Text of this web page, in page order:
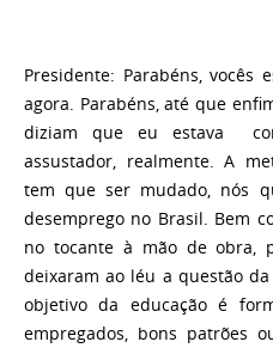
Presidente: Parabéns, vocês
agora. Parabéns, até que
diziam que eu estava
assustador, realmente. A
tem que ser mudado, nós
desemprego no Brasil. Bem
no tocante à mão de obra,
deixaram ao léu a questão
objetivo da educação é
empregados, bons patrões